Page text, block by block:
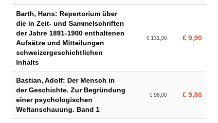
Barth, Hans: Repertorium über
die in Zeit- und Sammelschriften
der Jahre 1891-1900 enthaltenen
Aufsätze und Mitteilungen
schweizergeschichtlichen
Inhalts
€ 131,90 € 9,90
Bastian, Adolf: Der Mensch in
der Geschichte. Zur Begründung
einer psychologischen
Weltanschauung. Band 1
€ 98,00 € 9,80